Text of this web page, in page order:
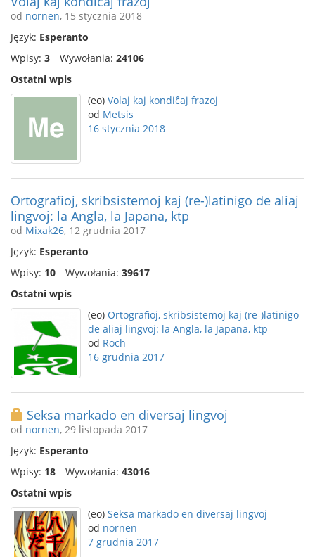
od nornen, 15 stycznia 2018
Język: Esperanto
Wpisy: 3 Wywołania: 24106
Ostatni wpis
(eo) Volaj kaj kondiĉaj frazoj
od Metsis
16 stycznia 2018
Ortografioj, skribsistemoj kaj (re-)latinigo de aliaj
lingvoj: la Angla, la Japana, ktp
od Mixak26, 12 grudnia 2017
Język: Esperanto
Wpisy: 10 Wywołania: 39617
Ostatni wpis
(eo) Ortografioj, skribsistemoj kaj (re-)latinigo
de aliaj lingvoj: la Angla, la Japana, ktp
od Roch
16 grudnia 2017
Seksa markado en diversaj lingvoj
od nornen, 29 listopada 2017
Język: Esperanto
Wpisy: 18 Wywołania: 43016
Ostatni wpis
(eo) Seksa markado en diversaj lingvoj
od nornen
7 grudnia 2017